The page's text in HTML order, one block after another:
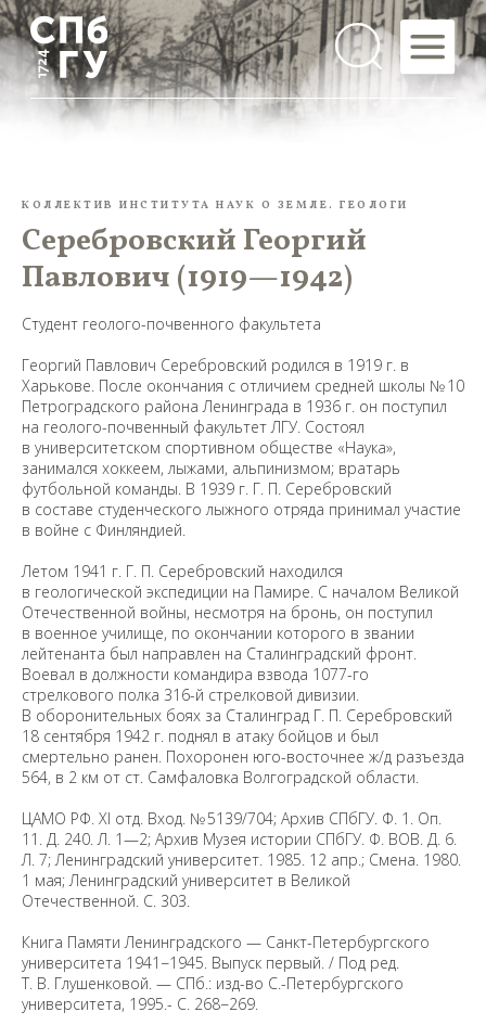
КОЛЛЕКТИВ ИНСТИТУТА НАУК О ЗЕМЛЕ. ГЕОЛОГИ
Серебровский Георгий
Павлович (1919—1942)
Студент геолого-почвенного факультета
Георгий Павлович Серебровский родился в 1919 г. в
Харькове. После окончания с отличием средней школы № 10
Петроградского района Ленинграда в 1936 г. он поступил
на геолого-почвенный факультет ЛГУ. Состоял
в университетском спортивном обществе «Наука»,
занимался хоккеем, лыжами, альпинизмом; вратарь
футбольной команды. В 1939 г. Г. П. Серебровский
в составе студенческого лыжного отряда принимал участие
в войне с Финляндией.
Летом 1941 г. Г. П. Серебровский находился
в геологической экспедиции на Памире. С началом Великой
Отечественной войны, несмотря на бронь, он поступил
в военное училище, по окончании которого в звании
лейтенанта был направлен на Сталинградский фронт.
Воевал в должности командира взвода 1077-го
стрелкового полка 316-й стрелковой дивизии.
В оборонительных боях за Сталинград Г. П. Серебровский
18 сентября 1942 г. поднял в атаку бойцов и был
смертельно ранен. Похоронен юго-восточнее ж/д разъезда
564, в 2 км от ст. Самфаловка Волгоградской области.
ЦАМО РФ. XI отд. Вход. № 5139/704; Архив СПбГУ. Ф. 1. Оп.
11. Д. 240. Л. 1—2; Архив Музея истории СПбГУ. Ф. ВОВ. Д. 6.
Л. 7; Ленинградский университет. 1985. 12 апр.; Смена. 1980.
1 мая; Ленинградский университет в Великой
Отечественной. С. 303.
Книга Памяти Ленинградского — Санкт-Петербургского
университета 1941−1945. Выпуск первый. / Под ред.
Т. В. Глушенковой. — СПб.: изд-во С.-Петербургского
университета, 1995.- С. 268−269.